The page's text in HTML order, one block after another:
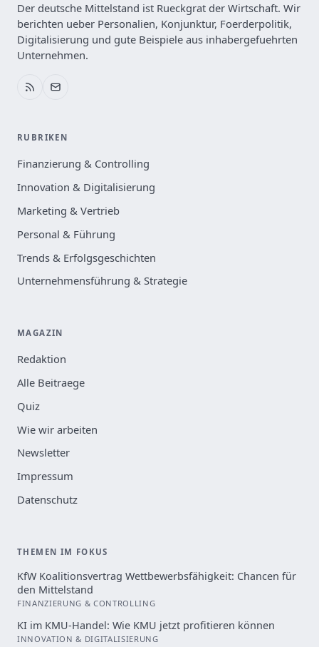
Der deutsche Mittelstand ist Rueckgrat der Wirtschaft. Wir
berichten ueber Personalien, Konjunktur, Foerderpolitik,
Digitalisierung und gute Beispiele aus inhabergefuehrten
Unternehmen.
RUBRIKEN
Finanzierung & Controlling
Innovation & Digitalisierung
Marketing & Vertrieb
Personal & Führung
Trends & Erfolgsgeschichten
Unternehmensführung & Strategie
MAGAZIN
Redaktion
Alle Beitraege
Quiz
Wie wir arbeiten
Newsletter
Impressum
Datenschutz
THEMEN IM FOKUS
KfW Koalitionsvertrag Wettbewerbsfähigkeit: Chancen für
den Mittelstand
FINANZIERUNG & CONTROLLING
KI im KMU-Handel: Wie KMU jetzt profitieren können
INNOVATION & DIGITALISIERUNG